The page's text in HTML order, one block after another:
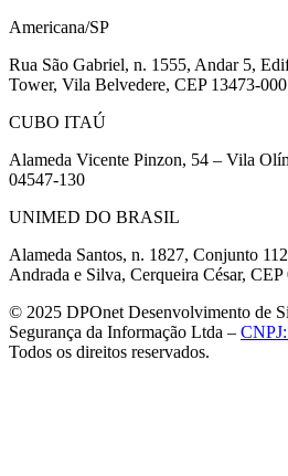
Americana/SP
Rua São Gabriel, n. 1555, Andar 5,
Tower, Vila Belvedere, CEP 13473-000
CUBO ITAÚ
Alameda Vicente Pinzon, 54 – Vila
04547-130
UNIMED DO BRASIL
Alameda Santos, n. 1827, Conjunto
Andrada e Silva, Cerqueira César,
© 2025 DPOnet Desenvolvimento de
Segurança da Informação Ltda –
Todos os direitos reservados.